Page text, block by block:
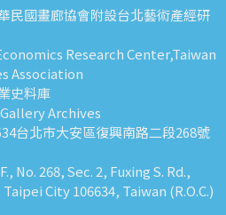
民國畫廊協會附設台北藝術產經研
Research Center,Taiwan
Association
史料庫
Archives
台北市大安區復興南路二段268號
No. 268, Sec. 2, Fuxing S. Rd.,
City 106634, Taiwan (R.O.C.)